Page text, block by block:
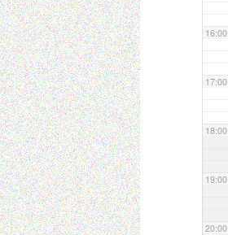
16:00
17:00
18:00
19:00
20:00